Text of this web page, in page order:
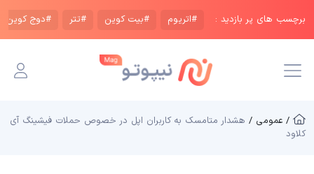
برچسب های پر بازدید : #اتریوم #بیت کوین #تتر #دوج کوین
/ عمومی / هشدار متامسک به کاربران اپل در خصوص حملات فیشینگ آی
کلاود